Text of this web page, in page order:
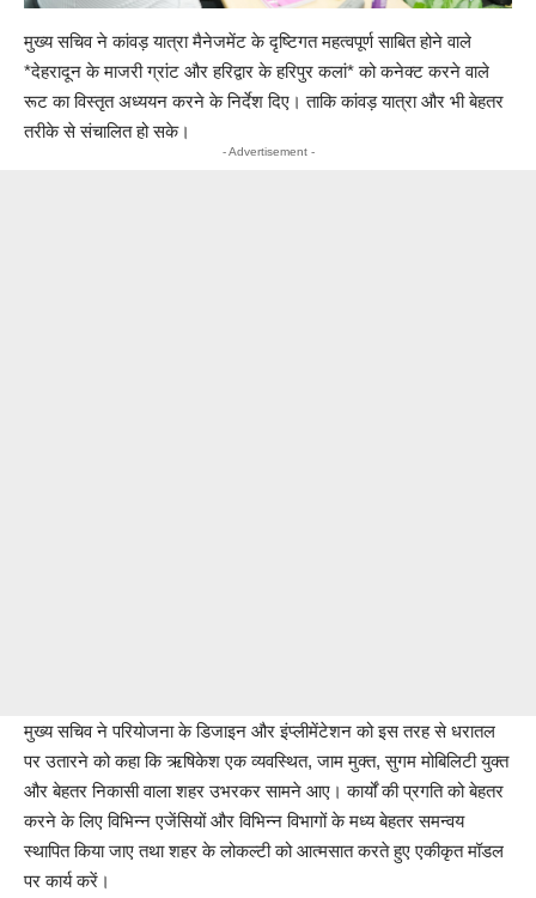
मुख्य सचिव ने कांवड़ यात्रा मैनेजमेंट के दृष्टिगत महत्वपूर्ण साबित होने वाले
*देहरादून के माजरी ग्रांट और हरिद्वार के हरिपुर कलां* को कनेक्ट करने वाले
रूट का विस्तृत अध्ययन करने के निर्देश दिए। ताकि कांवड़ यात्रा और भी बेहतर
तरीके से संचालित हो सके।
- Advertisement -
मुख्य सचिव ने परियोजना के डिजाइन और इंप्लीमेंटेशन को इस तरह से धरातल
पर उतारने को कहा कि ऋषिकेश एक व्यवस्थित, जाम मुक्त, सुगम मोबिलिटी युक्त
और बेहतर निकासी वाला शहर उभरकर सामने आए। कार्यों की प्रगति को बेहतर
करने के लिए विभिन्न एजेंसियों और विभिन्न विभागों के मध्य बेहतर समन्वय
स्थापित किया जाए तथा शहर के लोकल्टी को आत्मसात करते हुए एकीकृत मॉडल
पर कार्य करें।